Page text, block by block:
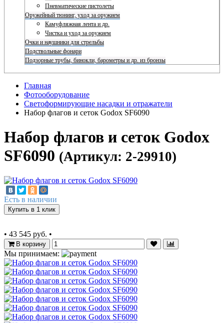
Пневматические пистолеты
Оружейный тюнинг, уход за оружием
Камуфляжная лента и др.
Чистка и уход за оружием
Очки и наушники для стрельбы
Подствольные фонари
Подзорные трубы, бинокли, барометры и др. из бронзы
Главная
Фотооборудование
Светоформирующие насадки и отражатели
Набор флагов и сеток Godox SF6090
Набор флагов и сеток Godox
SF6090 (Артикул: 2-29910)
Есть в наличии
Купить в 1 клик
• 43 545 руб. •
В корзину
Мы принимаем: